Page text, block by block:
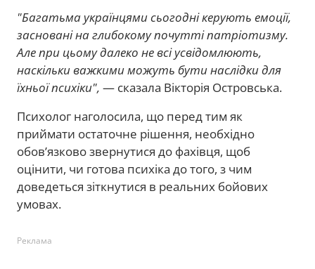
"Багатьма українцями сьогодні керують емоції,
засновані на глибокому почутті патріотизму.
Але при цьому далеко не всі усвідомлюють,
наскільки важкими можуть бути наслідки для
їхньої психіки", — сказала Вікторія Островська.
Психолог наголосила, що перед тим як
приймати остаточне рішення, необхідно
обов’язково звернутися до фахівця, щоб
оцінити, чи готова психіка до того, з чим
доведеться зіткнутися в реальних бойових
умовах.
Реклама